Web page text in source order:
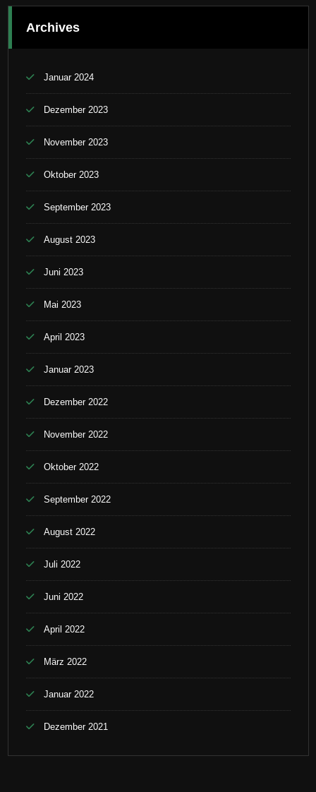
Archives
Januar 2024
Dezember 2023
November 2023
Oktober 2023
September 2023
August 2023
Juni 2023
Mai 2023
April 2023
Januar 2023
Dezember 2022
November 2022
Oktober 2022
September 2022
August 2022
Juli 2022
Juni 2022
April 2022
März 2022
Januar 2022
Dezember 2021